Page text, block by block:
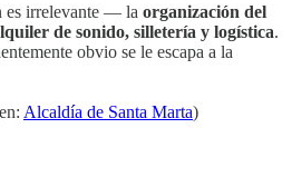
es irrelevante — la organización del
de sonido, silletería y logística.
obvio se le escapa a la
Alcaldía de Santa Marta)